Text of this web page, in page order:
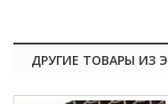
ДРУГИЕ ТОВАРЫ ИЗ